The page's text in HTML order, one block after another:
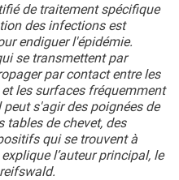
de traitement spécifique
des infections est
endiguer l'épidémie.
se transmettent par
par contact entre les
les surfaces fréquemment
s'agir des poignées de
tables de chevet, des
qui se trouvent à
l’auteur principal, le